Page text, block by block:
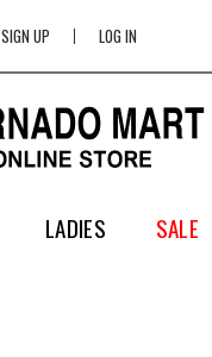
SIGN UP LOG IN
LADIES SALE